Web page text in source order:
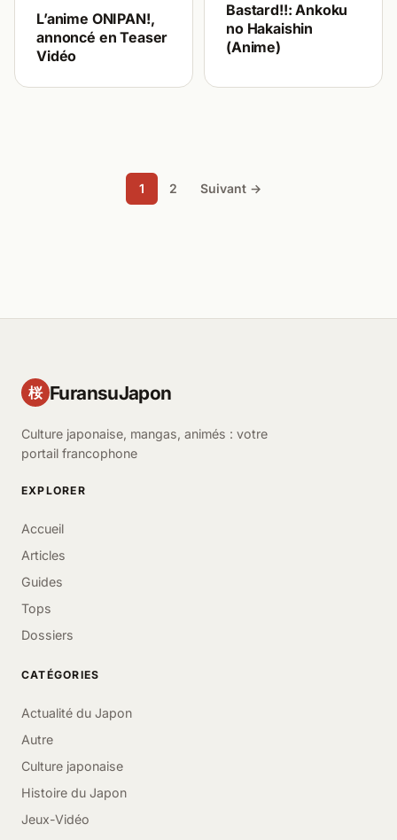
L’anime ONIPAN!,
annoncé en Teaser
Vidéo
Bastard!!: Ankoku
no Hakaishin
(Anime)
1 2 Suivant →
桜 FuransuJapon
Culture japonaise, mangas, animés : votre
portail francophone
EXPLORER
Accueil
Articles
Guides
Tops
Dossiers
CATÉGORIES
Actualité du Japon
Autre
Culture japonaise
Histoire du Japon
Jeux-Vidéo